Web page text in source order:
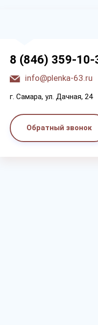
8 (846) 359-10-
info@plenka-63.ru
г. Самара, ул. Дачная, 24
Обратный звонок